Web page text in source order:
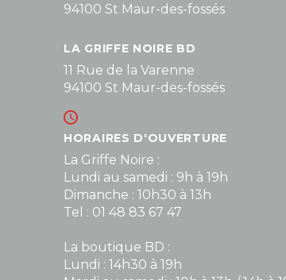
94100 St Maur-des-fossés
LA GRIFFE NOIRE BD
11 Rue de la Varenne
94100 St Maur-des-fossés
HORAIRES D'OUVERTURE
La Griffe Noire :
Lundi au samedi : 9h à 19h
Dimanche : 10h30 à 13h
Tel : 01 48 83 67 47
La boutique BD :
Lundi : 14h30 à 19h